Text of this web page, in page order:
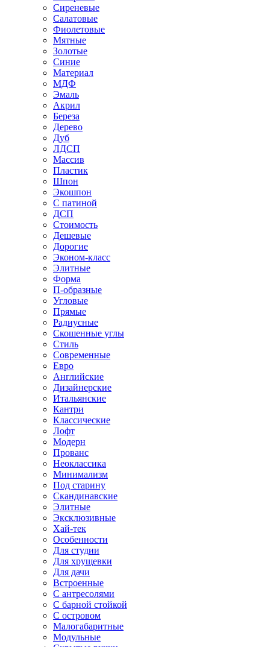
Сиреневые
Салатовые
Фиолетовые
Мятные
Золотые
Синие
Материал
МДФ
Эмаль
Акрил
Береза
Дерево
Дуб
ЛДСП
Массив
Пластик
Шпон
Экошпон
С патиной
ДСП
Стоимость
Дешевые
Дорогие
Эконом-класс
Элитные
Форма
П-образные
Угловые
Прямые
Радиусные
Скошенные углы
Стиль
Современные
Евро
Английские
Дизайнерские
Итальянские
Кантри
Классические
Лофт
Модерн
Прованс
Неоклассика
Минимализм
Под старину
Скандинавские
Элитные
Эксклюзивные
Хай-тек
Особенности
Для студии
Для хрущевки
Для дачи
Встроенные
С антресолями
С барной стойкой
С островом
Малогабаритные
Модульные